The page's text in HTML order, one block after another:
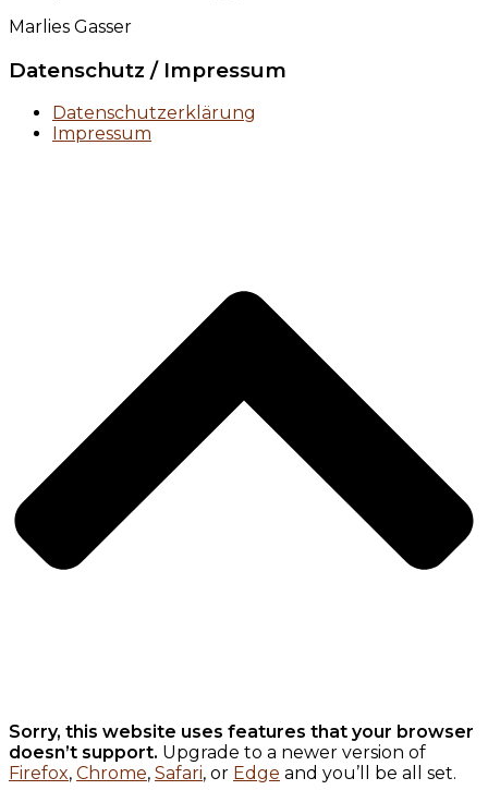
Marlies Gasser
Datenschutz / Impressum
Datenschutzerklärung
Impressum
Sorry, this website uses features that your browser
doesn’t support. Upgrade to a newer version of
Firefox, Chrome, Safari, or Edge and you’ll be all set.